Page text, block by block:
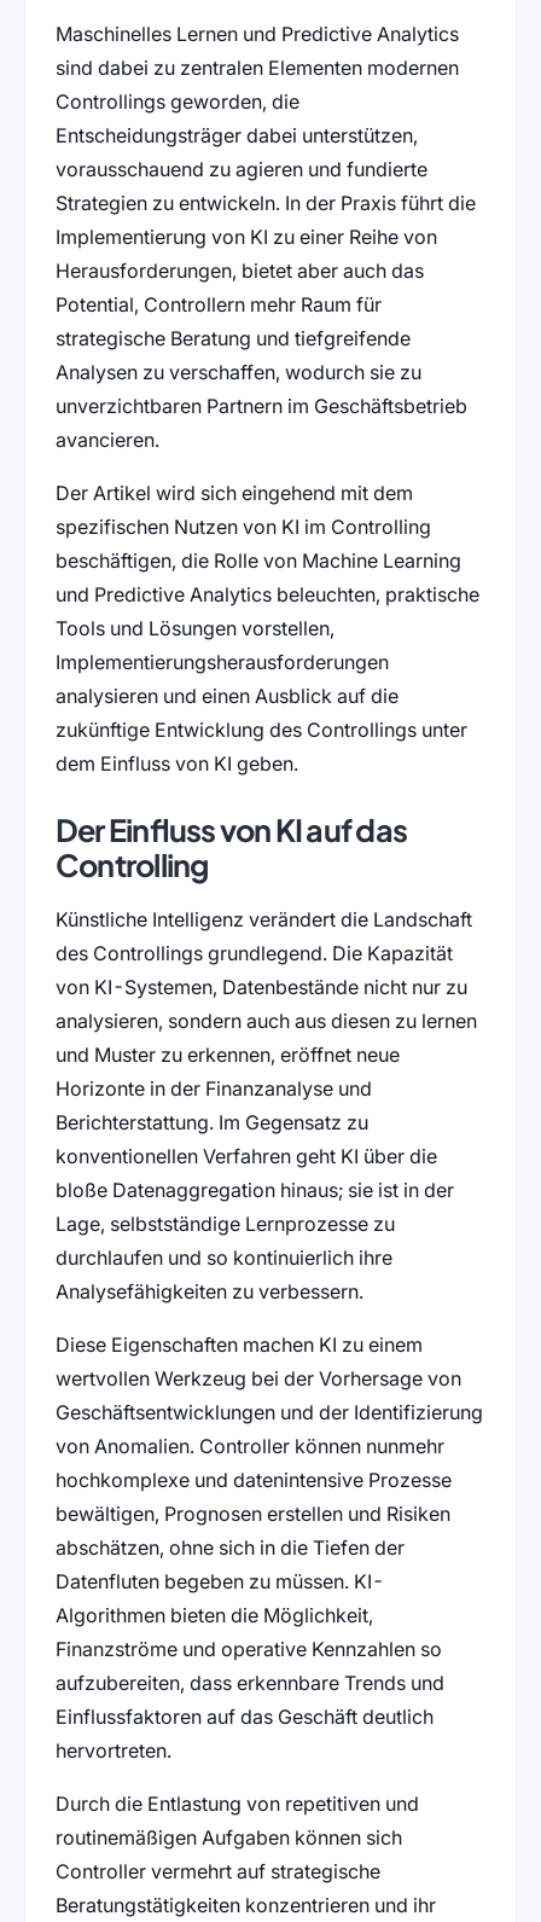
Maschinelles Lernen und Predictive Analytics
sind dabei zu zentralen Elementen modernen
Controllings geworden, die
Entscheidungsträger dabei unterstützen,
vorausschauend zu agieren und fundierte
Strategien zu entwickeln. In der Praxis führt die
Implementierung von KI zu einer Reihe von
Herausforderungen, bietet aber auch das
Potential, Controllern mehr Raum für
strategische Beratung und tiefgreifende
Analysen zu verschaffen, wodurch sie zu
unverzichtbaren Partnern im Geschäftsbetrieb
avancieren.
Der Artikel wird sich eingehend mit dem
spezifischen Nutzen von KI im Controlling
beschäftigen, die Rolle von Machine Learning
und Predictive Analytics beleuchten, praktische
Tools und Lösungen vorstellen,
Implementierungsherausforderungen
analysieren und einen Ausblick auf die
zukünftige Entwicklung des Controllings unter
dem Einfluss von KI geben.
Der Einfluss von KI auf das
Controlling
Künstliche Intelligenz verändert die Landschaft
des Controllings grundlegend. Die Kapazität
von KI-Systemen, Datenbestände nicht nur zu
analysieren, sondern auch aus diesen zu lernen
und Muster zu erkennen, eröffnet neue
Horizonte in der Finanzanalyse und
Berichterstattung. Im Gegensatz zu
konventionellen Verfahren geht KI über die
bloße Datenaggregation hinaus; sie ist in der
Lage, selbstständige Lernprozesse zu
durchlaufen und so kontinuierlich ihre
Analysefähigkeiten zu verbessern.
Diese Eigenschaften machen KI zu einem
wertvollen Werkzeug bei der Vorhersage von
Geschäftsentwicklungen und der Identifizierung
von Anomalien. Controller können nunmehr
hochkomplexe und datenintensive Prozesse
bewältigen, Prognosen erstellen und Risiken
abschätzen, ohne sich in die Tiefen der
Datenfluten begeben zu müssen. KI-
Algorithmen bieten die Möglichkeit,
Finanzströme und operative Kennzahlen so
aufzubereiten, dass erkennbare Trends und
Einflussfaktoren auf das Geschäft deutlich
hervortreten.
Durch die Entlastung von repetitiven und
routinemäßigen Aufgaben können sich
Controller vermehrt auf strategische
Beratungstätigkeiten konzentrieren und ihr